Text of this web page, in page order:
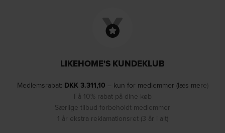
LIKEHOME'S KUNDEKLUB
Medlemsrabat: DKK3.311,10 – kun for medlemmer (læs mere)
Få 10% rabat på dine køb
Særlige tilbud forbeholdt medlemmer
1 år ekstra reklamationsret (3 år i alt)